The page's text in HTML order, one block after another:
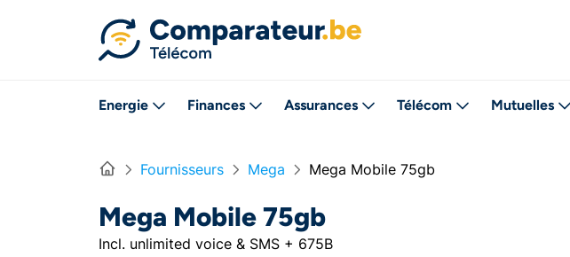
Energie Finances Assurances Télécom Mutuelles
Home Fournisseurs Mega Mega Mobile 75gb
Mega Mobile 75gb
Incl. unlimited voice & SMS + 675B